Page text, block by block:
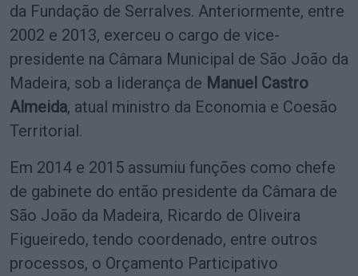
da Fundação de Serralves. Anteriormente, entre
2002 e 2013, exerceu o cargo de vice-
presidente na Câmara Municipal de São João da
Madeira, sob a liderança de Manuel Castro
Almeida, atual ministro da Economia e Coesão
Territorial.
Em 2014 e 2015 assumiu funções como chefe
de gabinete do então presidente da Câmara de
São João da Madeira, Ricardo de Oliveira
Figueiredo, tendo coordenado, entre outros
processos, o Orçamento Participativo